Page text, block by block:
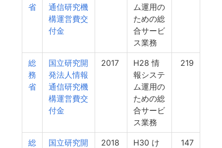
省
通信研究機
構運営費交
付金
ム運用の
ための総
合サービ
ス業務
総
務
省
国立研究開
発法人情報
通信研究機
構運営費交
付金
2017
H28 情
報システ
ム運用の
ための総
合サービ
ス業務
219
総
国立研究開
2018
H30 け
147